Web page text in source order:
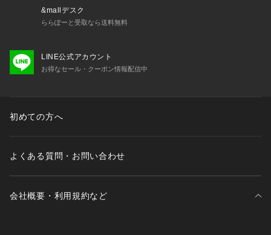
※照明の関係により、実際よりも色味が違って見える場合があ
ります。また、パソコン・スマートフォンなどの環境により、
&mallデスク
ららぽーと受取なら送料無料
LINE公式アカウント
お得なセール・クーポン情報配信中
初めての方へ
よくある質問・お問い合わせ
会社概要・利用規約など